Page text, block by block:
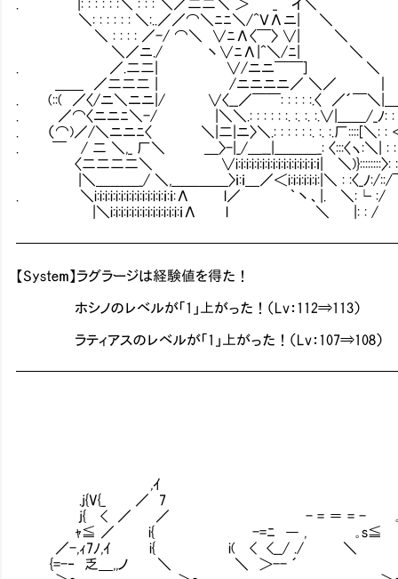
. |: : : : : :＼ : : : ＼／二二＼ ＞ _ イ＼
＼: : : : : : ＼:..／／⌒＼ﾆﾆ＼/^ＶΛニ| ＼
＼ : : : : ／-/ ⌒＼ ∨ﾆΛ〈￣〉 ∨| ＼
＼／ニ./ 丶∨ﾆΛ|^＼/ﾆ| ＼
. ／.二二| ∨/ニニ￣￣] ＼
＿＿ ／二二二 | /ニニニニ／ ＼／ ｜
. (::( ／〈/ニ＼ニニ|/ ∨〈__／￣￣: : : : :.〈 ／´￣＼|
. ／⌒〈ニニﾆ＼-/ |＼＼.: : : : : :. :. :. :.∨|＿＿/_ﾉ: : :
. （⌒)／/＼ニニﾆ〈 ＼|二|ニ〉＼.: : : : : :. :. :.厂::::[＼: :
. ￣ / 二 ＼,_ 厂＼ ＿〉-|_/＿__|＿＿＿_: 〈:::〈ヽ:＼| : :
〈二二二二＼ ∨i:i:i:i:i:i:i:i:i:i:i:i:i:i:ｉ:ｉ| ＼)}::::::::〉: :
|＼＿＿＿_/ ＼,＿＿＿＿〉ｉ:ｉ＿／＜i:i:i:i:i:i:|＼ : :〈_ﾉ:/::/
. ＼i:i:i:i:i:i:i:i:i:i:i:i:i:ｉ:ｉ:Λ l／ ｀丶、|. ＼:└
|＼i:i:i:i:i:i:i:i:i:i:i:i:i:ｉΛ l ＼ |: : /
【System】ラグラージは経験値を得た！
ホシノのレベルが「1」上がった！（Lv：112⇒113）
ラティアスのレベルが「1」上がった！（Lv：107⇒108）
,ｲ ｡s≦
.j{V{_ ／ 7
j{ < ／ ／ - = ＝ =
ｬ≦ ／ i{ -=ﾆ ― , ｡s≦
／-,ｨ7ﾉ,ｲ i{ i( < <__/
{=-‐ 乏＿,,ノ ＼ ＼ ＞-- ´